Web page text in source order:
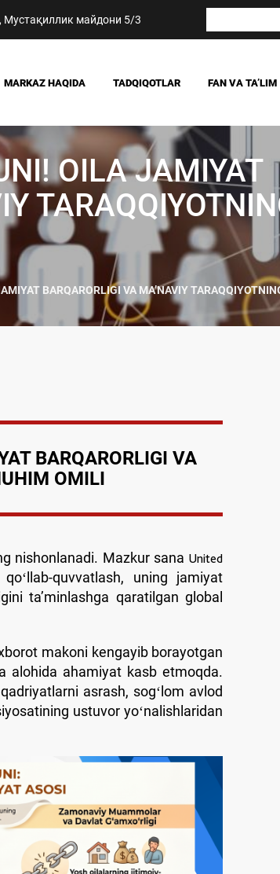
Мустақиллик майдони 5/3
MARKAZ HAQIDA
BIZNING YUTUQLARIMIZ
RAHBARIYAT
MARKAZ TUZILMASI
TADQIQOTLAR
JAMIYAT
SIYOSAT VA HUQUQ
IQTISODIYOT
DIGITAL SOTSIOLOGIYA
FAN VA TAʼLIM
OILA JAMIYAT
BARQARORLIGI VA MAʼNAVIY
BARQARORLIGI VA
OMILI
nishonlanadi. Mazkur sana United
quvvatlash, uning jamiyat
taʼminlashga qaratilgan global
makoni kengayib borayotgan
alohida ahamiyat kasb etmoqda.
asrash, sogʻlom avlod
ustuvor yoʻnalishlaridan